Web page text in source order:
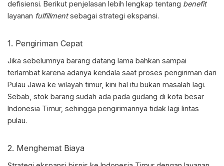
defisiensi. Berikut penjelasan lebih lengkap tentang benefit
layanan fulfillmentsebagai strategi ekspansi.
1. Pengiriman Cepat
Jika sebelumnya barang datang lama bahkan sampai
terlambat karena adanya kendala saat proses pengiriman dari
Pulau Jawa ke wilayah timur, kini hal itu bukan masalah lagi.
Sebab, stok barang sudah ada pada gudang di kota besar
Indonesia Timur, sehingga pengirimannya tidak lagi lintas
pulau.
2. Menghemat Biaya